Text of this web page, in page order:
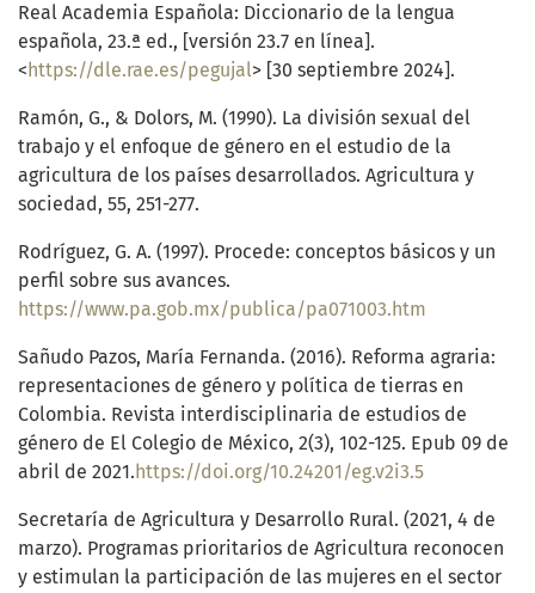
Real Academia Española: Diccionario de la lengua
española, 23.ª ed., [versión 23.7 en línea].
< https://dle.rae.es/pegujal> [30 septiembre 2024].
Ramón, G., & Dolors, M. (1990). La división sexual del
trabajo y el enfoque de género en el estudio de la
agricultura de los países desarrollados. Agricultura y
sociedad, 55, 251-277.
Rodríguez, G. A. (1997). Procede: conceptos básicos y un
perfil sobre sus avances.
https://www.pa.gob.mx/publica/pa071003.htm
Sañudo Pazos, María Fernanda. (2016). Reforma agraria:
representaciones de género y política de tierras en
Colombia. Revista interdisciplinaria de estudios de
género de El Colegio de México, 2(3), 102-125. Epub 09 de
abril de 2021. https://doi.org/10.24201/eg.v2i3.5
Secretaría de Agricultura y Desarrollo Rural. (2021, 4 de
marzo). Programas prioritarios de Agricultura reconocen
y estimulan la participación de las mujeres en el sector